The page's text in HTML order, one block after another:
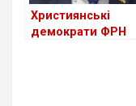
Християнські
демократи ФРН